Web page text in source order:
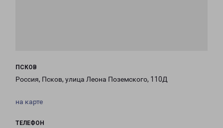
ПСКОВ
Россия, Псков, улица Леона Поземского, 110Д
на карте
ТЕЛЕФОН